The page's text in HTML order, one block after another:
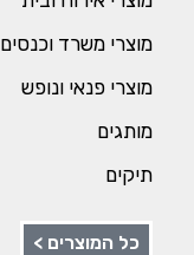
מוצרי משרד וכנסים
מוצרי פנאי ונופש
מותגים
תיקים
כל המוצרים >